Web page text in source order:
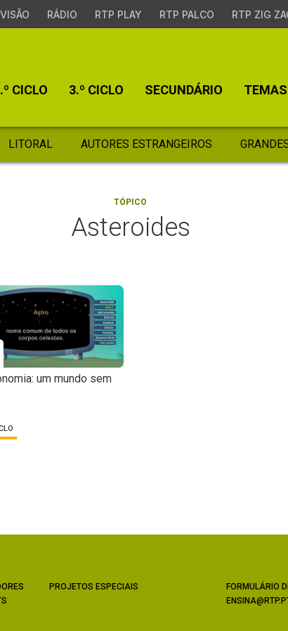
RÁDIO RTP PLAY RTP PALCO RTP ZIG
CICLO 3.º CICLO SECUNDÁRIO TEMAS
LITORAL AUTORES ESTRANGEIROS
TÓPICO
Asteroides
um mundo sem
PROJETOS ESPECIAIS
FORMULÁRIO